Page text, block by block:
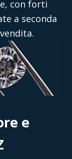
con forti
a seconda
e